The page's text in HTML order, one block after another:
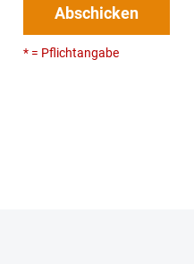
Abschicken
* = Pflichtangabe